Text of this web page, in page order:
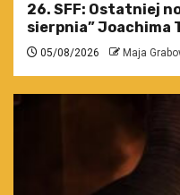
26. SFF: Ostatniej
sierpnia” Joachima
05/08/2026 Maja